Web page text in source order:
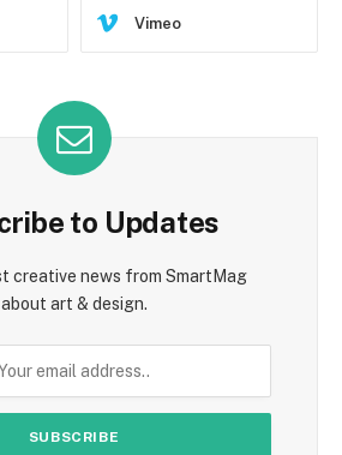
Vimeo
to Updates
creative news from SmartMag
about art & design.